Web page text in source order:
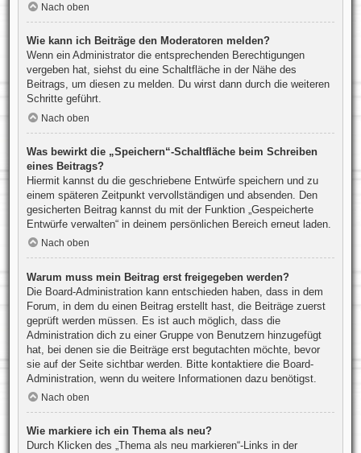
Nach oben
Wie kann ich Beiträge den Moderatoren melden?
Wenn ein Administrator die entsprechenden Berechtigungen
vergeben hat, siehst du eine Schaltfläche in der Nähe des
Beitrags, um diesen zu melden. Du wirst dann durch die weiteren
Schritte geführt.
Nach oben
Was bewirkt die „Speichern“-Schaltfläche beim Schreiben
eines Beitrags?
Hiermit kannst du die geschriebene Entwürfe speichern und zu
einem späteren Zeitpunkt vervollständigen und absenden. Den
gesicherten Beitrag kannst du mit der Funktion „Gespeicherte
Entwürfe verwalten“ in deinem persönlichen Bereich erneut laden.
Nach oben
Warum muss mein Beitrag erst freigegeben werden?
Die Board-Administration kann entschieden haben, dass in dem
Forum, in dem du einen Beitrag erstellt hast, die Beiträge zuerst
geprüft werden müssen. Es ist auch möglich, dass die
Administration dich zu einer Gruppe von Benutzern hinzugefügt
hat, bei denen sie die Beiträge erst begutachten möchte, bevor
sie auf der Seite sichtbar werden. Bitte kontaktiere die Board-
Administration, wenn du weitere Informationen dazu benötigst.
Nach oben
Wie markiere ich ein Thema als neu?
Durch Klicken des „Thema als neu markieren“-Links in der